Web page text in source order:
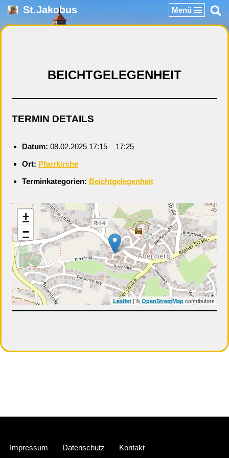
Zum
St.Jakobus Menü
BEICHTGELEGENHEIT
TERMIN DETAILS
Datum: 08.02.2025 17:15 – 17:25
Ort: Pfarrkirche
Terminkategorien: Beichtgelegenheit
+
−
Leaflet| © OpenStreetMapcontributors
Impressum Datenschutz Kontakt